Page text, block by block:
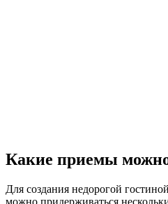
Какие приемы можно
Для создания недорогой
можно придерживаться